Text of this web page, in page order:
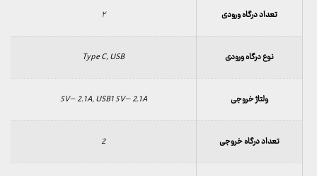
تعداد درگاه ورودی ۲
نوع درگاه ورودی Type C, USB
ولتاژ خروجی 5V – 2.1A, USB1 5V – 2.1A
تعداد درگاه خروجی 2